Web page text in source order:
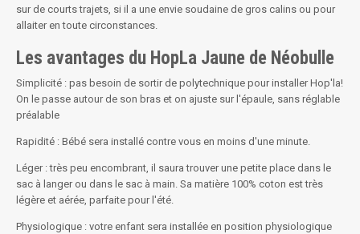
sur de courts trajets, si il a une envie soudaine de gros calins ou pour
allaiter en toute circonstances.
Les avantages du HopLa Jaune de Néobulle
Simplicité : pas besoin de sortir de polytechnique pour installer Hop'la!
On le passe autour de son bras et on ajuste sur l'épaule, sans réglable
préalable
Rapidité : Bébé sera installé contre vous en moins d'une minute.
Léger : très peu encombrant, il saura trouver une petite place dans le
sac à langer ou dans le sac à main. Sa matière 100% coton est très
légère et aérée, parfaite pour l'été.
Physiologique : votre enfant sera installée en position physiologique